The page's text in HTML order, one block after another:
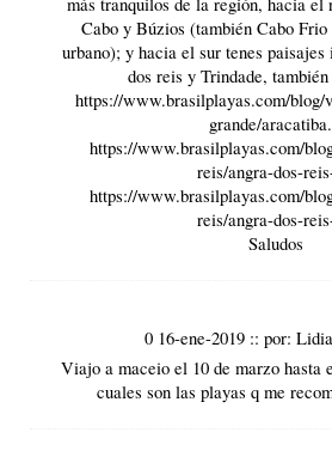
Caboy Búzios (también Cabo
urbano); y hacia el sur tenes
dos reis yTrindade,
https://www.brasilplayas.com/
grande/
https://www.brasilplayas.com/
reis/angra-dos-
https://www.brasilplayas.com/
reis/angra-dos-
Saludos
0 16-ene-2019 ::por:
Viajo a maceio el 10 de marzo hasta
cuales son las playas q me